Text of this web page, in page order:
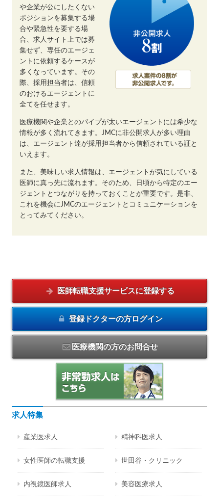
や企業が公にしたくない
ポジションを募集する場
合や緊急性を要する場
合、求人サイト上では募
集せず、専任のエージェ
ントに依頼するケースが
多くなっています。その
際、採用担当者は、信頼
のおけるエージェントに
全てを任せます。
医療機関や企業とのパイプが太いエージェントには希少な
情報が多く流れてきます。JMCに非公開求人が多い理由
は、エージェント達が採用担当者から信頼されている証と
いえます。
また、美味しい求人情報は、エージェントが気にしている
医師に真っ先に流れます。そのため、日頃から特定のエー
ジェントとつながりを持っておくことが重要です。是非、
これを機会にJMCのエージェントとコミュニケーションを
とってみてください。
医師転職支援サービスに登録する
登録ドクターの方ログイン
医療機関の方のお問合せ
求人特集
産業医求人 精神科医求人
女性医師の転職支援 世田谷・クリニック
内視鏡医師求人 美容医療求人